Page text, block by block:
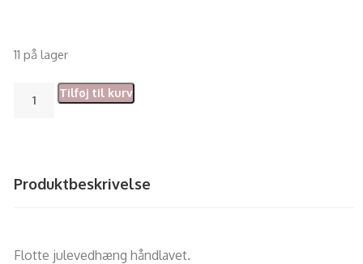
11 på lager
Tilføj til kurv
Produktbeskrivelse
Flotte julevedhæng håndlavet.